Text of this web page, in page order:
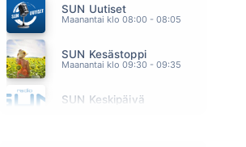
SUN Uutiset
Maanantai klo 08:00 - 08:05
SUN Kesästoppi
Maanantai klo 09:30 - 09:35
SUN Keskipäivä